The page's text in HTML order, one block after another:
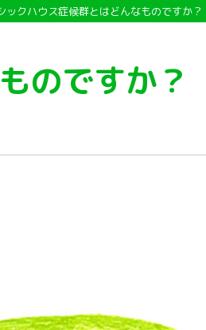
自然・生物
ゴミ・リサイクル
ックハウス症候群とはどんなものですか？
のですか？